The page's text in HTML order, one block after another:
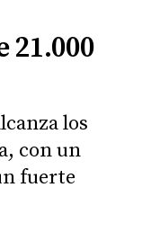
21.000
los
con un
fuerte